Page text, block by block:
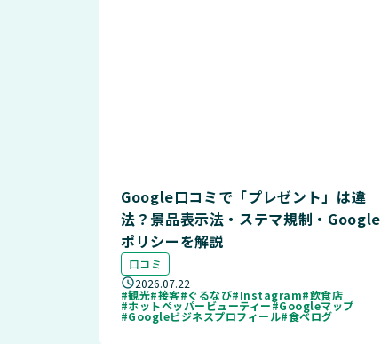
Google口コミで「プレゼント」は違
法？景品表示法・ステマ規制・Google
ポリシーを解説
口コミ
2026.07.22
#観光#接客#ぐるなび#Instagram#飲食店
#ホットペッパービューティー#Googleマップ
#Googleビジネスプロフィール#食べログ